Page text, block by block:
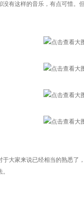
有这样的音乐，有点可惜。
大家来说已经相当的熟悉了